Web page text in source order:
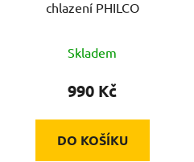
chlazení PHILCO
Skladem
990 Kč
DO KOŠÍKU